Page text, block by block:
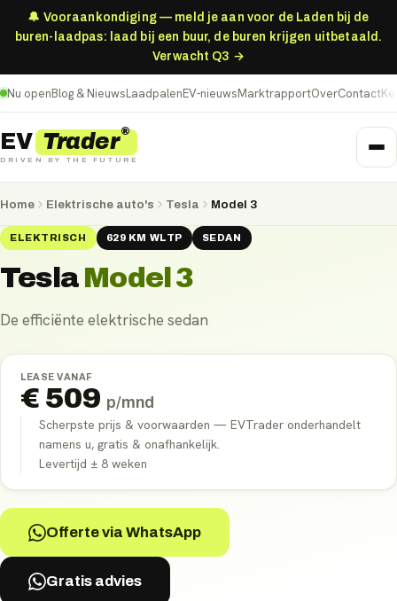
🔔 Vooraankondiging — meld je aan voor de Laden bij de
buren-laadpas: laad bij een buur, de buren krijgen uitbetaald.
Verwacht Q3 →
Nu openBlog & NieuwsLaadpalenEV-nieuwsMarktrapportOverContact
EV Trader®
DRIVEN BY THE FUTURE
Home Elektrische auto's Tesla Model 3
ELEKTRISCH 629 KM WLTP SEDAN
Tesla Model 3
De efficiënte elektrische sedan
LEASE VANAF
€ 509 p/mnd
Scherpste prijs & voorwaarden — EVTrader onderhandelt
namens u, gratis & onafhankelijk.
Levertijd ± 8 weken
Offerte via WhatsApp
Gratis advies